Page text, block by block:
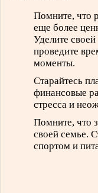
Помните, что
еще более
Уделите
проведите
моменты.
Старайтесь
финансовые
стресса и
Помните, что
своей семье.
спортом и